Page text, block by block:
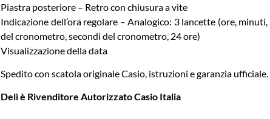
Piastra posteriore – Retro con chiusura a vite
Indicazione dell’ora regolare – Analogico: 3 lancette (ore,
del cronometro, secondi del cronometro, 24 ore)
Visualizzazione della data
Spedito con scatola originale Casio, istruzioni e garanzia ufficiale.
Delì è Rivenditore Autorizzato Casio Italia